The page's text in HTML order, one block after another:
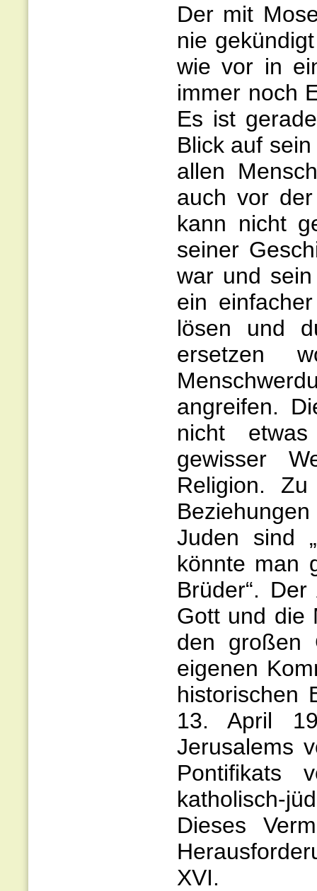
Der mit
nie
wie vor in
immer noch
Es ist
Blick auf
allen
auch vor
kann nicht
seiner
war und
ein
lösen und
ersetzen
angreifen.
nicht
gewisser
Religion.
Juden sind
könnte man
Brüder“.
Gott und die
den großen
eigenen
historischen
13. April
Jerusalems
Pontifikats
katholisch-
Dieses
XVI.